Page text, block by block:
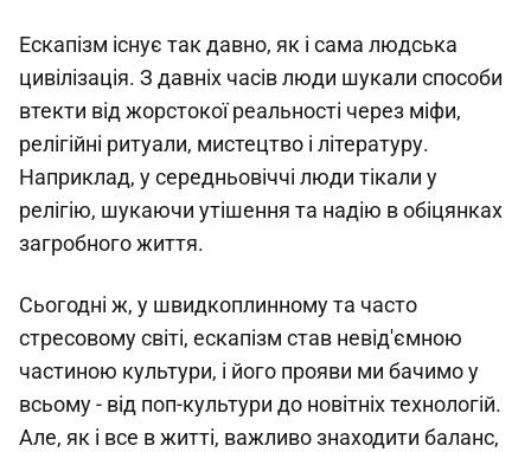
Ескапізм існує так давно, як і сама людська
цивілізація. З давніх часів люди шукали способи
втекти від жорстокої реальності через міфи,
релігійні ритуали, мистецтво і літературу.
Наприклад, у середньовіччі люди тікали у
релігію, шукаючи утішення та надію в обіцянках
загробного життя.
Сьогодні ж, у швидкоплинному та часто
стресовому світі, ескапізм став невід'ємною
частиною культури, і його прояви ми бачимо у
всьому - від поп-культури до новітніх технологій.
Але, як і все в житті, важливо знаходити баланс,